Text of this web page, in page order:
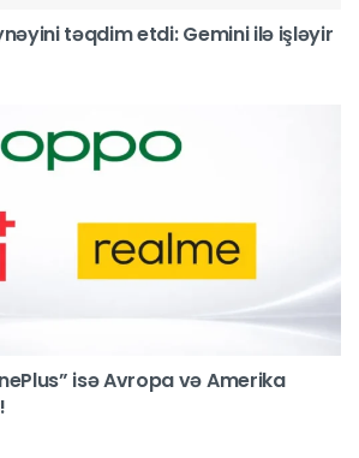
təqdim etdi: Gemini ilə işləyir
isə Avropa və Amerika